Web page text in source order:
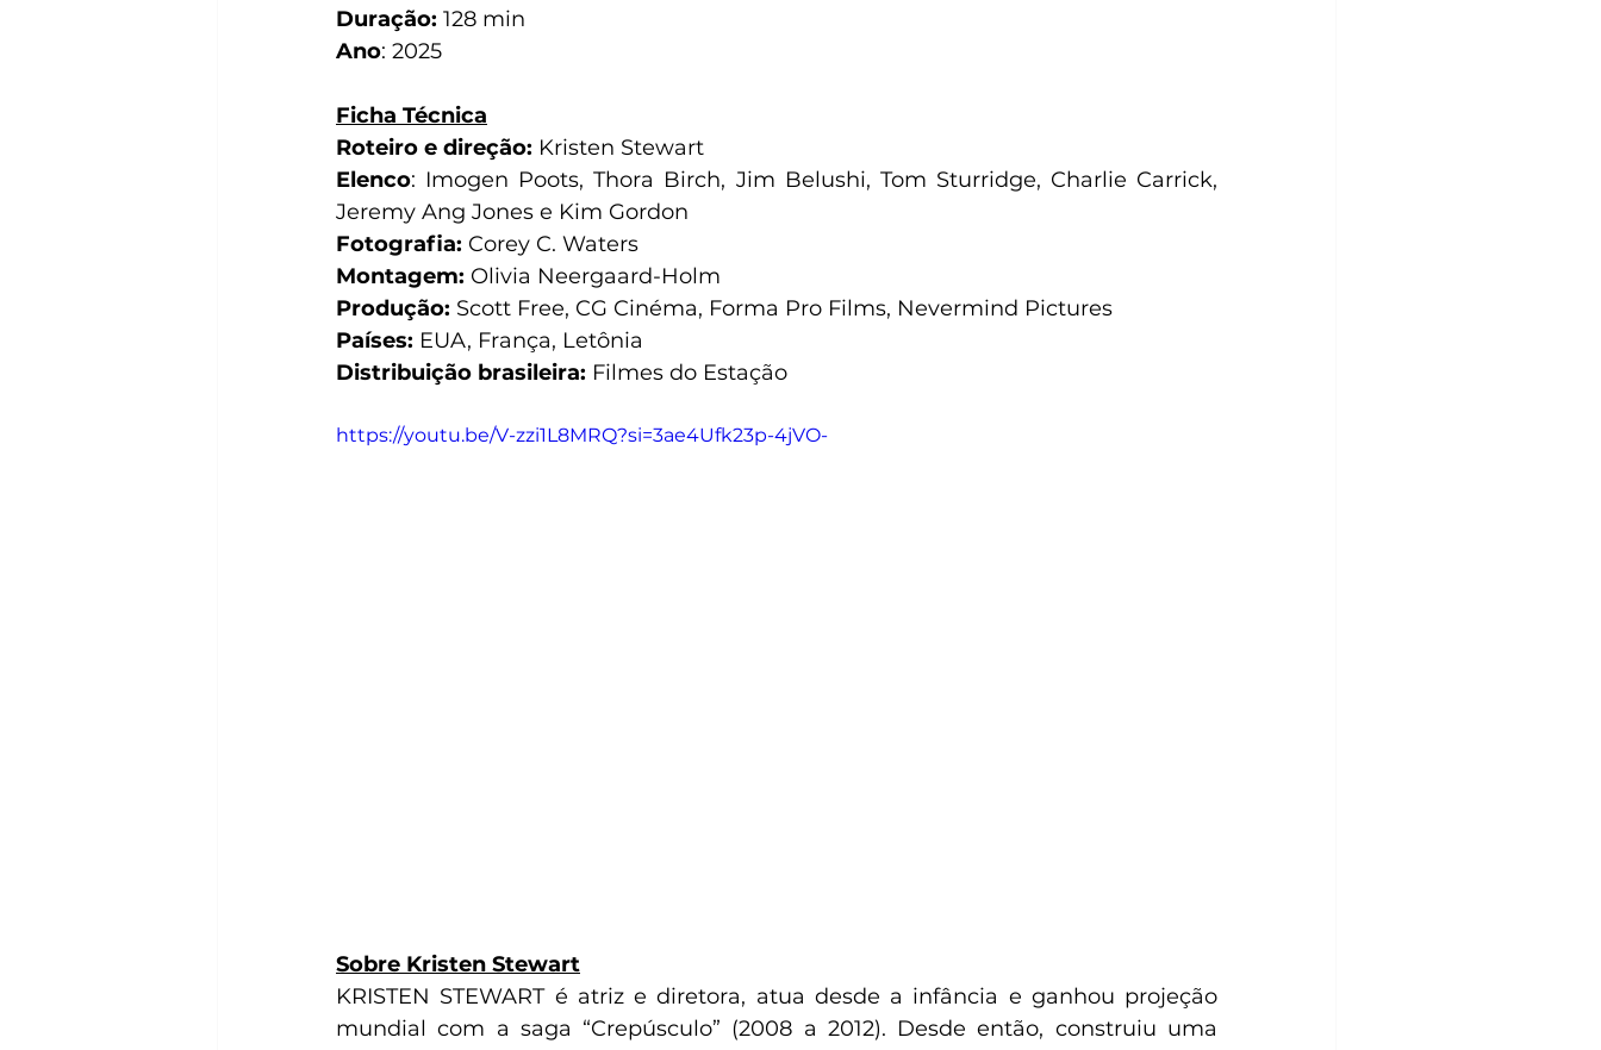
Duração: 128 min
Ano: 2025
Ficha Técnica
Roteiro e direção: Kristen Stewart
Elenco: Imogen Poots, Thora Birch, Jim Belushi, Tom Sturridge, Charlie Carrick,
Jeremy Ang Jones e Kim Gordon
Fotografia: Corey C. Waters
Montagem: Olivia Neergaard-Holm
Produção: Scott Free, CG Cinéma, Forma Pro Films, Nevermind Pictures
Países: EUA, França, Letônia
Distribuição brasileira: Filmes do Estação
https://youtu.be/V-zzi1L8MRQ?si=3ae4Ufk23p-4jVO-
Sobre Kristen Stewart
KRISTEN STEWART é atriz e diretora, atua desde a infância e ganhou projeção
mundial com a saga “Crepúsculo” (2008 a 2012). Desde então, construiu uma